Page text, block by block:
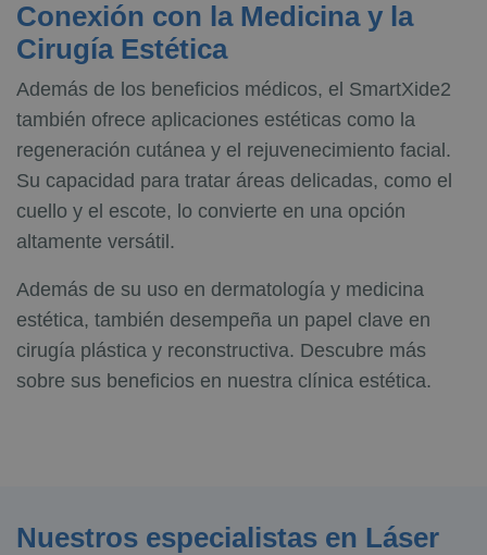
Conexión con la Medicina y la
Cirugía Estética
Además de los beneficios médicos, el SmartXide2
también ofrece aplicaciones estéticas como la
regeneración cutánea y el rejuvenecimiento facial.
Su capacidad para tratar áreas delicadas, como el
cuello y el escote, lo convierte en una opción
altamente versátil.
Además de su uso en dermatología y medicina
estética, también desempeña un papel clave en
cirugía plástica y reconstructiva. Descubre más
sobre sus beneficios en nuestra clínica estética.
Nuestros especialistas en Láser